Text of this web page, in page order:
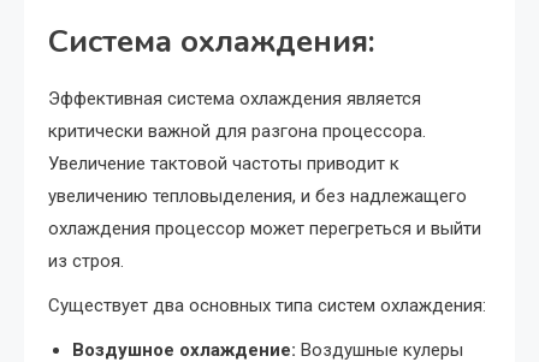
Система охлаждения:
Эффективная система охлаждения является
критически важной для разгона процессора.
Увеличение тактовой частоты приводит к
увеличению тепловыделения, и без надлежащего
охлаждения процессор может перегреться и выйти
из строя.
Существует два основных типа систем охлаждения:
Воздушное охлаждение: Воздушные кулеры